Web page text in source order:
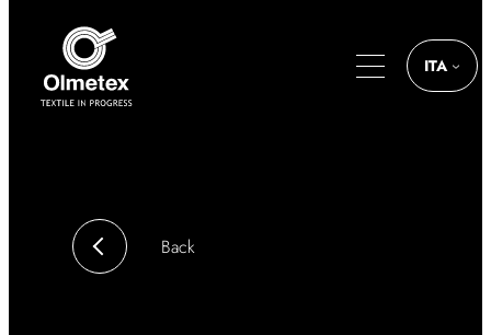
contenuto
ITA
Back